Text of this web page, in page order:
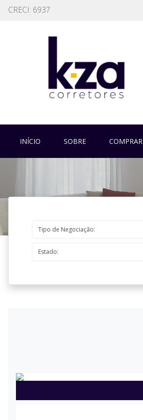
CRECI: 6937
INÍCIO (CURRENT)SOBRE(CURRENT)COMPRAR